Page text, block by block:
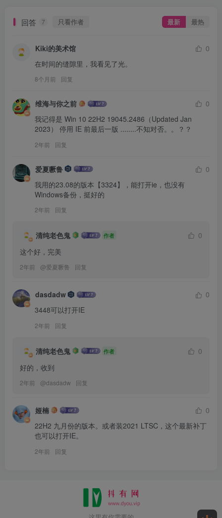
回答 7 只看作者 最新 最热
Kiki的美术馆
0
在时间的缝隙里，我看见了光。
8个月前 回复
维海与你之前
0
我记得是 Win 10 22H2 19045.2486（Updated Jan
2023） 停用 IE 前最后一版 ........不知对否。。？？
2年前 回复
爱夏噘鲁
0
我用的23.08的版本【3324】，能打开ie，也没有
Windows备份，挺好的
2年前 回复
清纯老色鬼 作者
0
这个好，完美
2年前 @爱夏噘鲁 回复
dasdadw
0
3448可以打开IE
2年前 回复
清纯老色鬼 作者
0
好的，收到
2年前 @dasdadw 回复
娅楠
0
22H2 九月份的版本。或者装2021 LTSC，这个最新补丁
也可以打开IE。
2年前 回复